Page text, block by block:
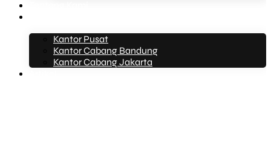
Kantor Pusat
Kantor Cabang Bandung
Kantor Cabang Jakarta